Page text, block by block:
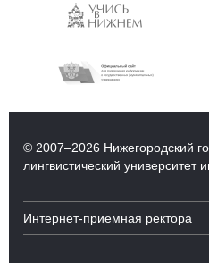
© 2007–2026 Нижегородский
лингвистический
Интернет-приемная ректора